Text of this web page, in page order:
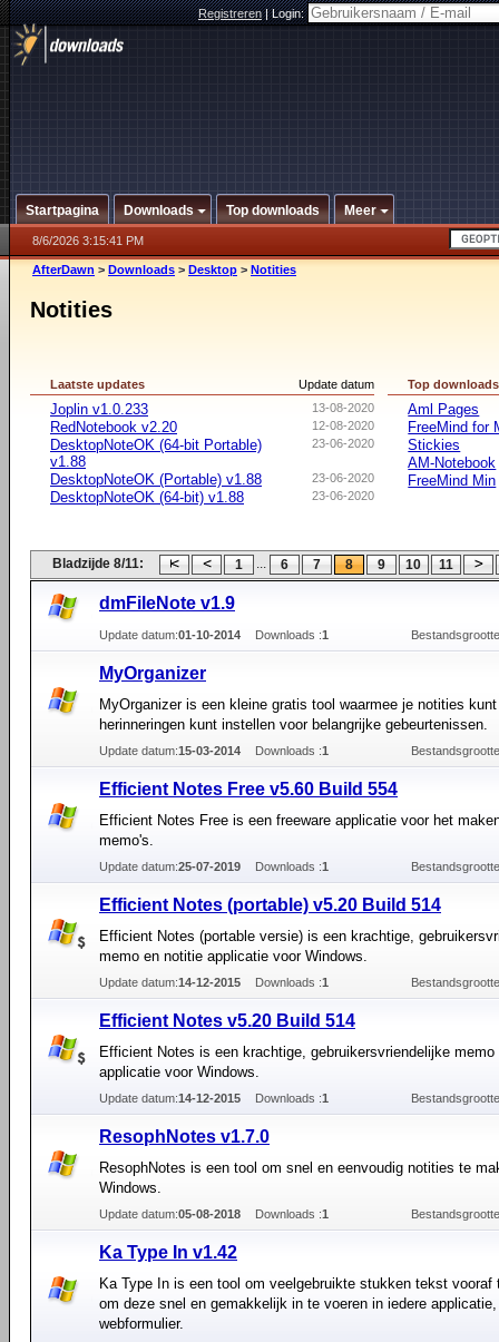
Registreren|Login:
Startpagina Downloads Top downloads Meer
8/6/2026 3:15:41 PM
AfterDawn > Downloads > Desktop > Notities
Notities
Update datum
Laatste updates
13-08-2020
Joplin v1.0.233
12-08-2020
RedNotebook v2.20
23-06-2020
DesktopNoteOK (64-bit Portable)
v1.88
23-06-2020
DesktopNoteOK (Portable) v1.88
23-06-2020
DesktopNoteOK (64-bit) v1.88
Top downloads
Aml Pages
FreeMind for
Stickies
AM-Notebook
FreeMind Min
Bladzijde 8/11: 1 ... 6 7 8 9 10 11
dmFileNote v1.9
Update datum:01-10-2014 Downloads :1
MyOrganizer
MyOrganizer is een kleine gratis tool waarmee je notities
herinneringen kunt instellen voor belangrijke gebeurtenissen.
Update datum:15-03-2014 Downloads :1
Efficient Notes Free v5.60 Build 554
Efficient Notes Free is een freeware applicatie voor het
memo's.
Update datum:25-07-2019 Downloads :1
Efficient Notes (portable) v5.20 Build 514
Efficient Notes (portable versie) is een krachtige,
memo en notitie applicatie voor Windows.
Update datum:14-12-2015 Downloads :1
Efficient Notes v5.20 Build 514
Efficient Notes is een krachtige, gebruikersvriendelijke memo
applicatie voor Windows.
Update datum:14-12-2015 Downloads :1
ResophNotes v1.7.0
ResophNotes is een tool om snel en eenvoudig notities te
Windows.
Update datum:05-08-2018 Downloads :1
Ka Type In v1.42
Ka Type In is een tool om veelgebruikte stukken tekst vooraf
om deze snel en gemakkelijk in te voeren in iedere
webformulier.